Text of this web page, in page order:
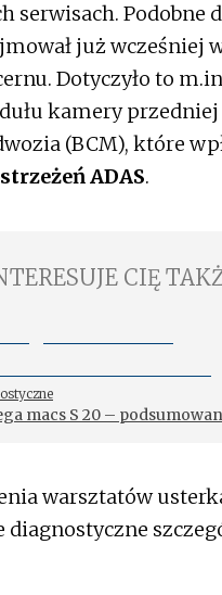
serwisach. Podobne
już wcześniej
Dotyczyło to
kamery
(BCM), które
ADAS.
CIĘ
macs S 20 –
warsztatów
diagnostyczne